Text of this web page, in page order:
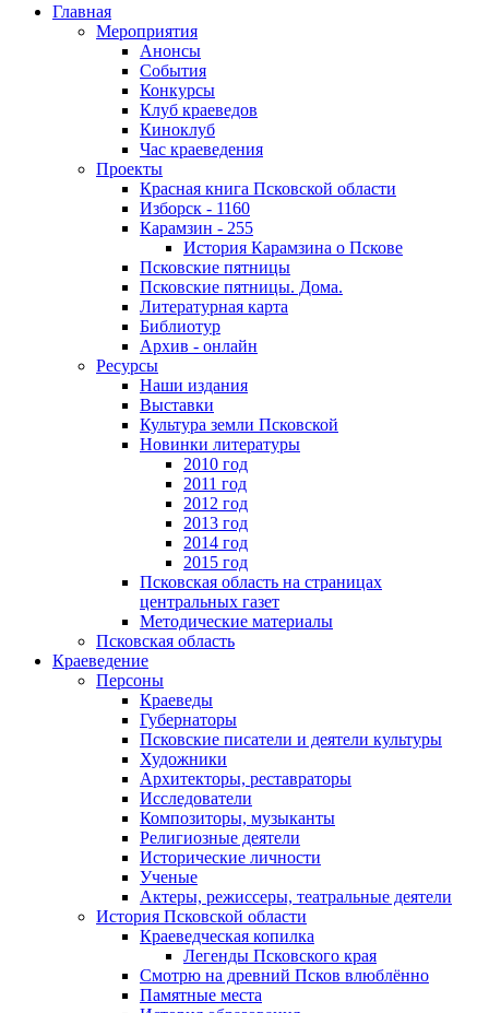
Главная
Мероприятия
Анонсы
События
Конкурсы
Клуб краеведов
Киноклуб
Час краеведения
Проекты
Красная книга Псковской области
Изборск - 1160
Карамзин - 255
История Карамзина о Пскове
Псковские пятницы
Псковские пятницы. Дома.
Литературная карта
Библиотур
Архив - онлайн
Ресурсы
Наши издания
Выставки
Культура земли Псковской
Новинки литературы
2010 год
2011 год
2012 год
2013 год
2014 год
2015 год
Псковская область на страницах
центральных газет
Методические материалы
Псковская область
Краеведение
Персоны
Краеведы
Губернаторы
Псковские писатели и деятели культуры
Художники
Архитекторы, реставраторы
Исследователи
Композиторы, музыканты
Религиозные деятели
Исторические личности
Ученые
Актеры, режиссеры, театральные деятели
История Псковской области
Краеведческая копилка
Легенды Псковского края
Смотрю на древний Псков влюблённо
Памятные места